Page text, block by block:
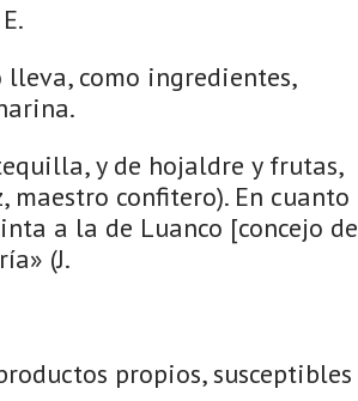
como ingredientes,
y de hojaldre y frutas,
maestro confitero). En cuanto
a la de Luanco [concejo de
(J.
propios, susceptibles